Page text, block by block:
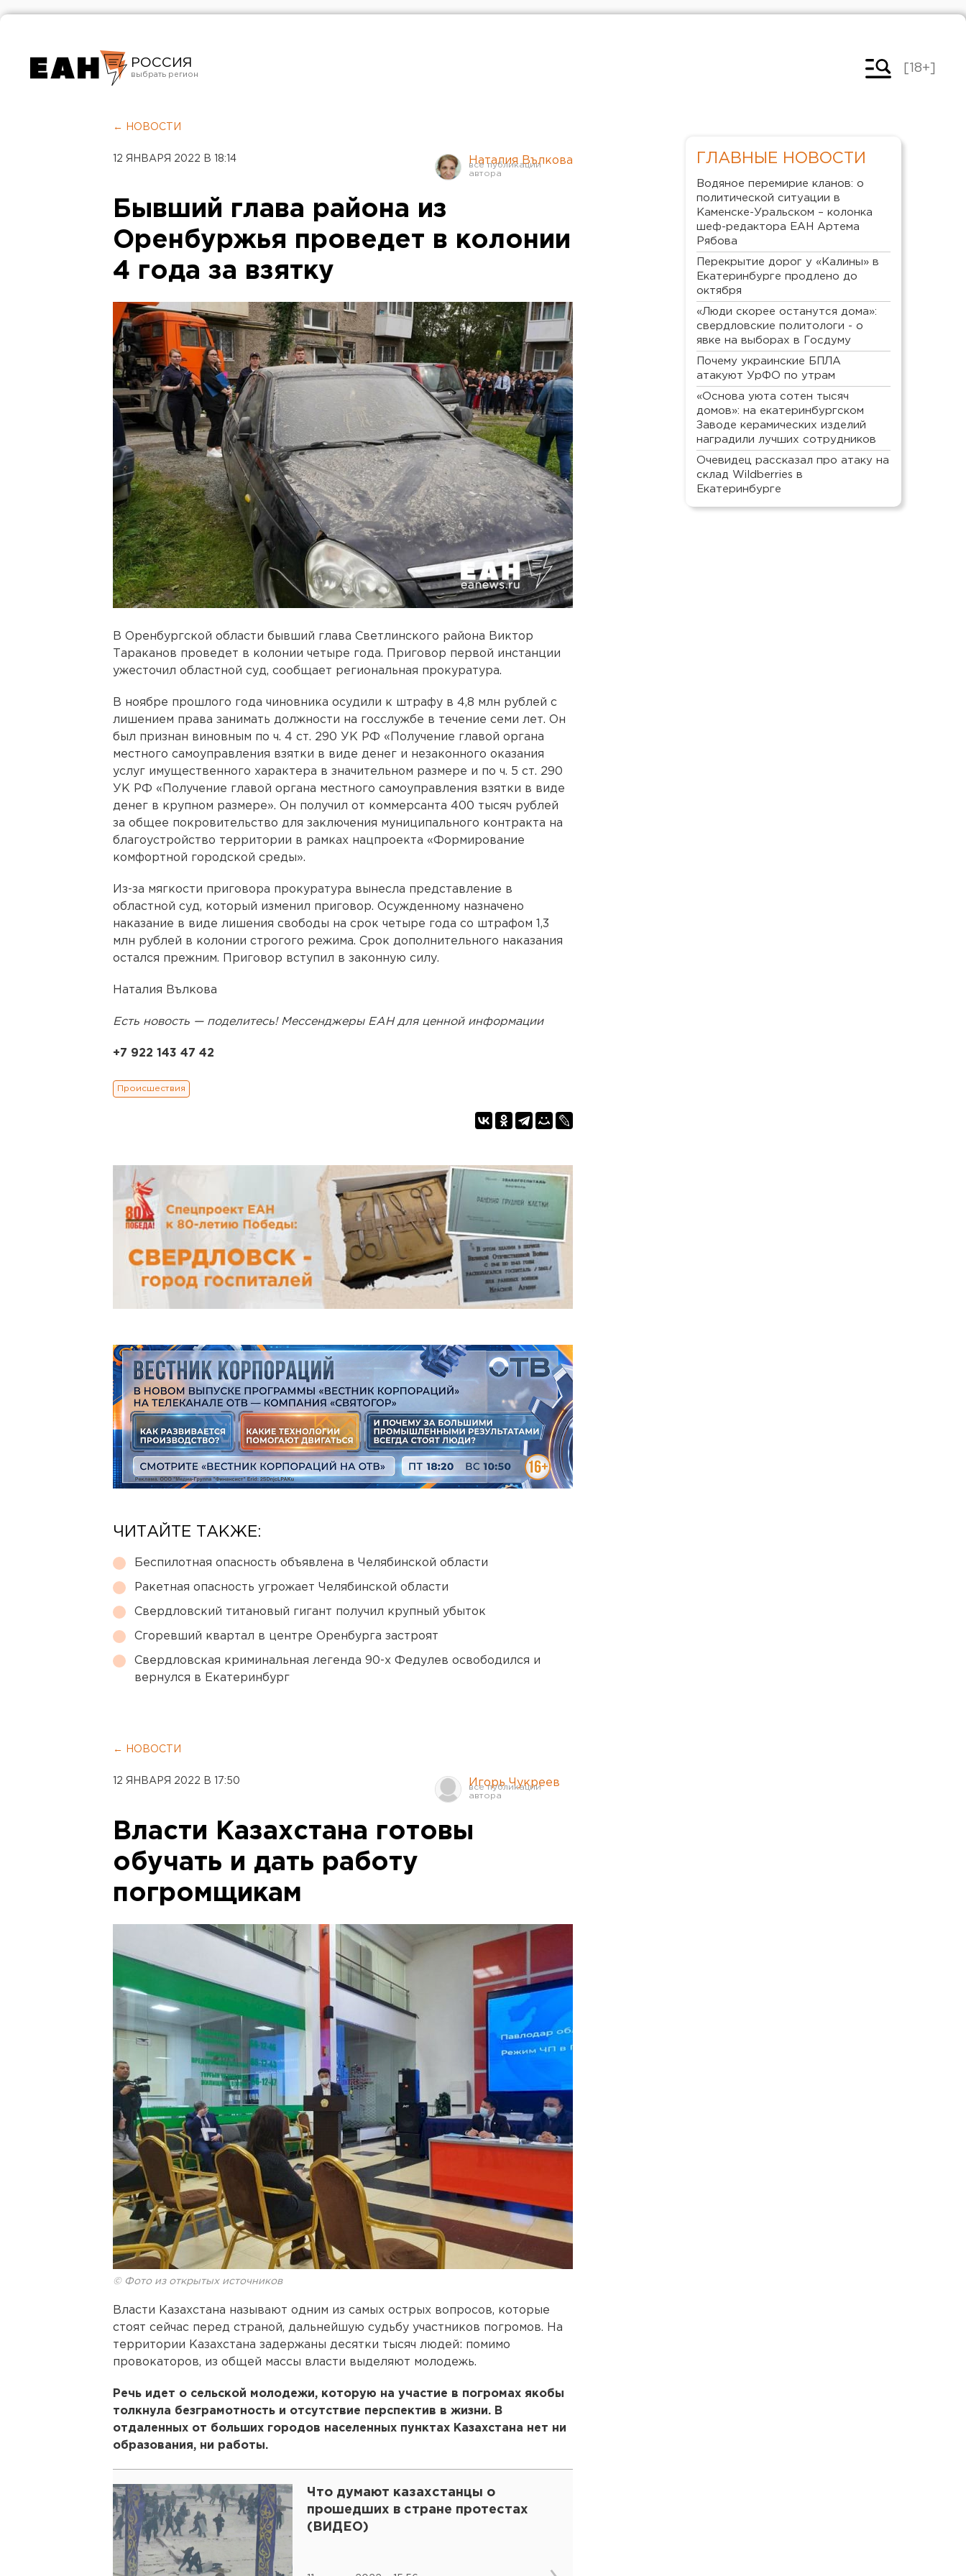
РОССИЯ
Челябинск
[18+]
← НОВОСТИ
12 ЯНВАРЯ 2022 В 18:14 Наталия Вълкова
Бывший глава района из
Оренбуржья проведет в колонии
4 года за взятку
В Оренбургской области бывший глава Светлинского района Виктор
Тараканов проведет в колонии четыре года. Приговор первой инстанции
ужесточил областной суд, сообщает региональная прокуратура.
В ноябре прошлого года чиновника осудили к штрафу в 4,8 млн рублей с
лишением права занимать должности на госслужбе в течение семи лет. Он
был признан виновным по ч. 4 ст. 290 УК РФ «Получение главой органа
местного самоуправления взятки в виде денег и незаконного оказания
услуг имущественного характера в значительном размере и по ч. 5 ст. 290
УК РФ «Получение главой органа местного самоуправления взятки в виде
денег в крупном размере». Он получил от коммерсанта 400 тысяч рублей
за общее покровительство для заключения муниципального контракта на
благоустройство территории в рамках нацпроекта «Формирование
комфортной городской среды».
Из-за мягкости приговора прокуратура вынесла представление в
областной суд, который изменил приговор. Осужденному назначено
наказание в виде лишения свободы на срок четыре года со штрафом 1,3
млн рублей в колонии строгого режима. Срок дополнительного наказания
остался прежним. Приговор вступил в законную силу.
Наталия Вълкова
Есть новость — поделитесь! Мессенджеры ЕАН для ценной информации
+7 922 143 47 42
Происшествия
ЧИТАЙТЕ ТАКЖЕ:
Беспилотная опасность объявлена в Челябинской области
Ракетная опасность угрожает Челябинской области
Свердловский титановый гигант получил крупный убыток
Сгоревший квартал в центре Оренбурга застроят
Свердловская криминальная легенда 90-х Федулев освободился и
вернулся в Екатеринбург
← НОВОСТИ
12 ЯНВАРЯ 2022 В 17:50 Игорь Чукреев
Власти Казахстана готовы
обучать и дать работу
погромщикам
© Фото из открытых источников
Власти Казахстана называют одним из самых острых вопросов, которые
стоят сейчас перед страной, дальнейшую судьбу участников погромов. На
территории Казахстана задержаны десятки тысяч людей: помимо
провокаторов, из общей массы власти выделяют молодежь.
Речь идет о сельской молодежи, которую на участие в погромах якобы
толкнула безграмотность и отсутствие перспектив в жизни. В
отдаленных от больших городов населенных пунктах Казахстана нет ни
образования, ни работы.
Что думают казахстанцы о
прошедших в стране протестах
(ВИДЕО)
ГЛАВНЫЕ НОВОСТИ
Водяное перемирие кланов: о
политической ситуации в
Каменске-Уральском – колонка
шеф-редактора ЕАН Артема
Рябова
Перекрытие дорог у «Калины» в
Екатеринбурге продлено до
октября
«Люди скорее останутся дома»:
свердловские политологи - о
явке на выборах в Госдуму
Почему украинские БПЛА
атакуют УрФО по утрам
«Основа уюта сотен тысяч
домов»: на екатеринбургском
Заводе керамических изделий
наградили лучших сотрудников
Очевидец рассказал про атаку на
склад Wildberries в
Екатеринбурге